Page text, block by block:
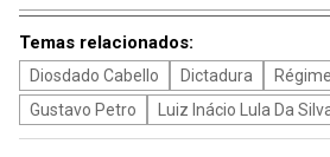
Temas relacionados:
Diosdado Cabello Dictadura
Gustavo Petro
Luiz Inácio Lula Da